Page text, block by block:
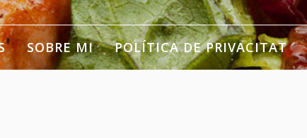
SOBRE MI POLÍTICA DE PRIVACITAT